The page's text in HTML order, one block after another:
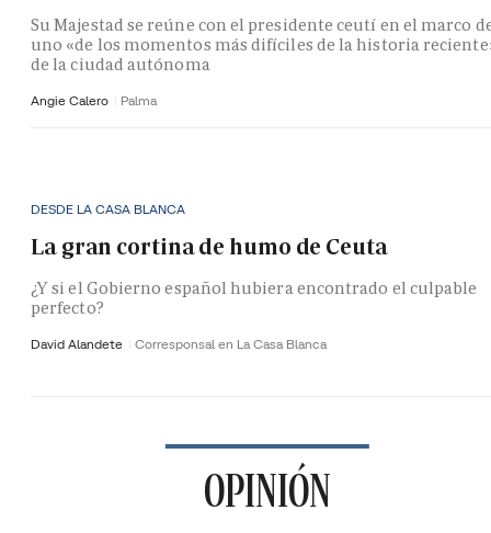
Su Majestad se reúne con el presidente ceutí en el marco
uno «de los momentos más difíciles de la historia
de la ciudad autónoma
Angie Calero Palma
DESDE LA CASA BLANCA
La gran cortina de humo de Ceuta
¿Y si el Gobierno español hubiera encontrado el culpable
perfecto?
David Alandete Corresponsal en La Casa Blanca
OPINIÓN